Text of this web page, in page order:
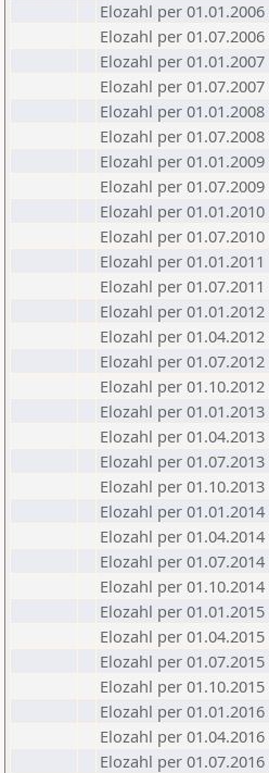
Elozahl per 01.01.2006
Elozahl per 01.07.2006
Elozahl per 01.01.2007
Elozahl per 01.07.2007
Elozahl per 01.01.2008
Elozahl per 01.07.2008
Elozahl per 01.01.2009
Elozahl per 01.07.2009
Elozahl per 01.01.2010
Elozahl per 01.07.2010
Elozahl per 01.01.2011
Elozahl per 01.07.2011
Elozahl per 01.01.2012
Elozahl per 01.04.2012
Elozahl per 01.07.2012
Elozahl per 01.10.2012
Elozahl per 01.01.2013
Elozahl per 01.04.2013
Elozahl per 01.07.2013
Elozahl per 01.10.2013
Elozahl per 01.01.2014
Elozahl per 01.04.2014
Elozahl per 01.07.2014
Elozahl per 01.10.2014
Elozahl per 01.01.2015
Elozahl per 01.04.2015
Elozahl per 01.07.2015
Elozahl per 01.10.2015
Elozahl per 01.01.2016
Elozahl per 01.04.2016
Elozahl per 01.07.2016